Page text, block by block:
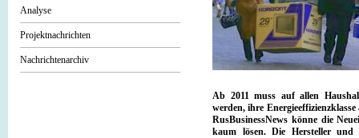
Analyse
Projektnachrichten
Nachrichtenarchiv
Ab 2011 muss auf allen
werden, ihre
RusBusinessNews könne die
kaum lösen. Die Hersteller und